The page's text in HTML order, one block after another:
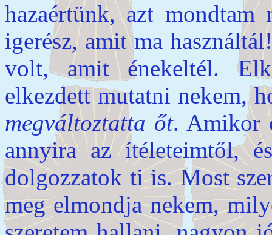
hazaértünk, azt
igerész, amit ma
volt, amit énekeltél.
elkezdett mutatni nekem,
megváltoztatta őt. Amikor
annyira az ítéleteimtől,
dolgozzatok ti is. Most
meg elmondja nekem,